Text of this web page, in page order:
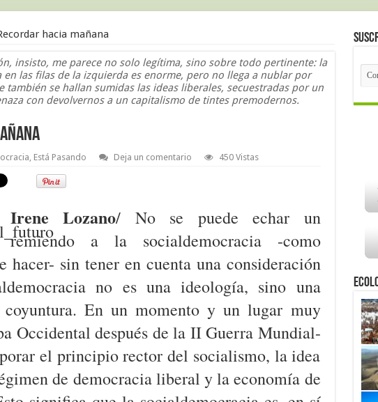
hacia mañana
insisto, me parece no solo legítima, sino sobre todo pertinente: la
las filas de la izquierda es enorme, pero no llega a nublar por
también se hallan sumidas las ideas liberales, secuestradas por un
con devolvernos a un capitalismo de tintes premodernos.
, Está Pasando Deja un comentario 450 Vistas
Irene Lozano/ No se puede echar un
remiendo a la socialdemocracia -como
hacer- sin tener en cuenta una consideración
no es una ideología, sino una
En un momento y un lugar muy
Occidental después de la II Guerra Mundial-
el principio rector del socialismo, la idea
de democracia liberal y la economía de